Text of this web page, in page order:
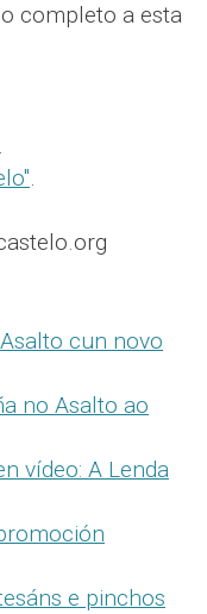
completo a esta
.
.
cun novo
no Asalto ao
vídeo: A Lenda
e pinchos